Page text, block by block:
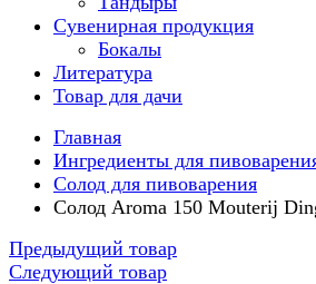
Сувенирная продукция
Бокалы
Литература
Товар для дачи
Главная
Ингредиенты для
Солод для пивоварения
Солод Aroma 150 Mouterij
Предыдущий товар
Следующий товар